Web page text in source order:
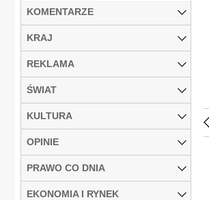
KOMENTARZE
KRAJ
REKLAMA
ŚWIAT
KULTURA
OPINIE
PRAWO CO DNIA
EKONOMIA I RYNEK